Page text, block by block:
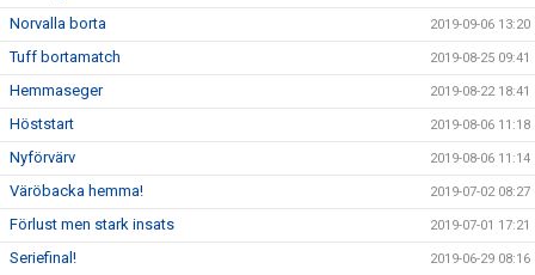
Norvalla borta 2019-09-06 13:20
Tuff bortamatch 2019-08-25 09:41
Hemmaseger 2019-08-22 18:41
Höststart 2019-08-06 11:18
Nyförvärv 2019-08-06 11:14
Väröbacka hemma! 2019-07-02 08:27
Förlust men stark insats 2019-07-01 17:21
Seriefinal! 2019-06-29 08:16